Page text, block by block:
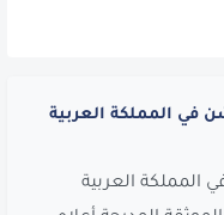
في المملكة العربية
العربية